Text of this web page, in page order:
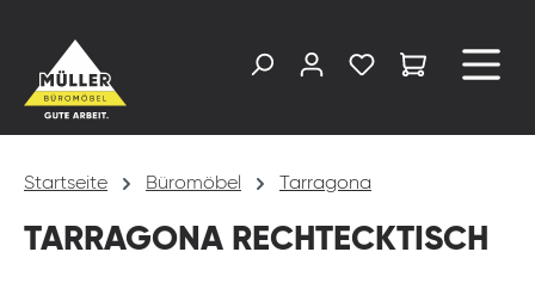
Startseite Büromöbel Tarragona
TARRAGONA RECHTECKTISCH